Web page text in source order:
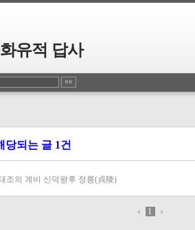
유적 답사
당되는 글 1건
조의 계비 신덕왕후 정릉(貞陵)
1